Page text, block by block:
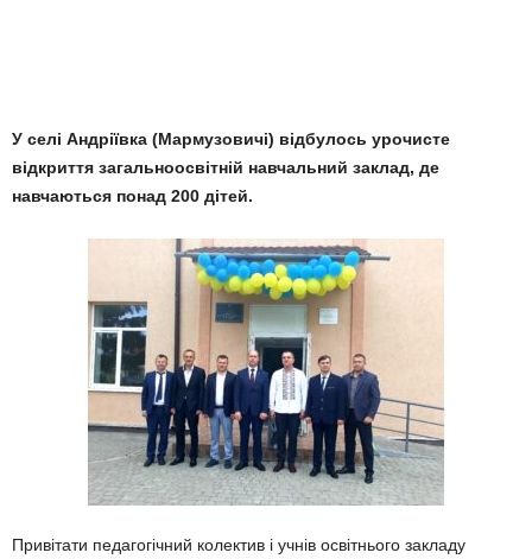
У селі Андріївка (Мармузовичі) відбулось урочисте
відкриття загальноосвітній навчальний заклад, де
навчаються понад 200 дітей.
Привітати педагогічний колектив і учнів освітнього закладу